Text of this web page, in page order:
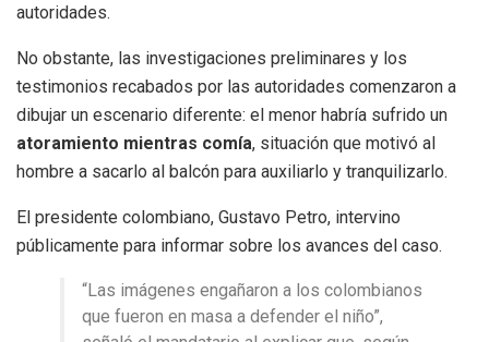
autoridades.
No obstante, las investigaciones preliminares y los
testimonios recabados por las autoridades comenzaron a
dibujar un escenario diferente: el menor habría sufrido un
atoramiento mientras comía, situación que motivó al
hombre a sacarlo al balcón para auxiliarlo y tranquilizarlo.
El presidente colombiano, Gustavo Petro, intervino
públicamente para informar sobre los avances del caso.
“Las imágenes engañaron a los colombianos
que fueron en masa a defender el niño”,